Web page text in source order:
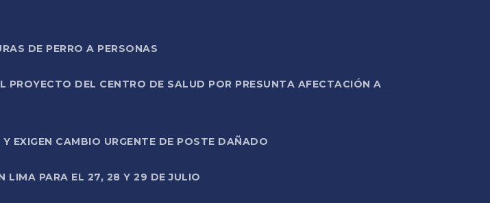
DE PERRO A PERSONAS
DEL CENTRO DE SALUD POR PRESUNTA AFECTACIÓN A
EXIGEN CAMBIO URGENTE DE POSTE DAÑADO
LIMA PARA EL 27, 28 Y 29 DE JULIO